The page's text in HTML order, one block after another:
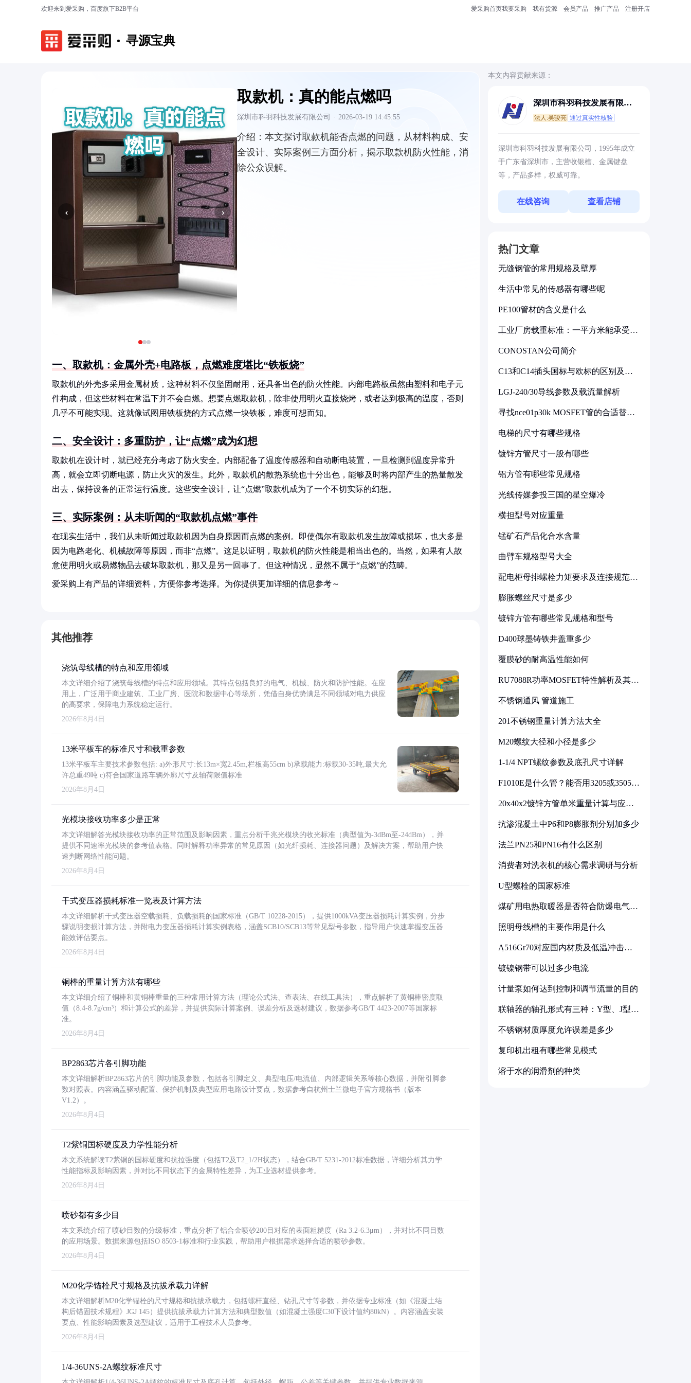
欢迎来到爱采购，百度旗下B2B平台 爱采购首页我要采购 我有货源 会员产品 推广产品 注册开店
寻源宝典
‹ ›
取款机：真的能点燃吗
深圳市科羽科技发展有限公司 · 2026-03-19 14:45:55
介绍： 本文探讨取款机能否点燃的问题，从材料构成、安
全设计、实际案例三方面分析，揭示取款机防火性能，消
除公众误解。
一、取款机：金属外壳+电路板，点燃难度堪比“铁板烧”
取款机的外壳多采用金属材质，这种材料不仅坚固耐用，还具备出色的防火性能。内部电路板虽然由塑料和电子元
件构成，但这些材料在常温下并不会自燃。想要点燃取款机，除非使用明火直接烧烤，或者达到极高的温度，否则
几乎不可能实现。这就像试图用铁板烧的方式点燃一块铁板，难度可想而知。
二、安全设计：多重防护，让“点燃”成为幻想
取款机在设计时，就已经充分考虑了防火安全。内部配备了温度传感器和自动断电装置，一旦检测到温度异常升
高，就会立即切断电源，防止火灾的发生。此外，取款机的散热系统也十分出色，能够及时将内部产生的热量散发
出去，保持设备的正常运行温度。这些安全设计，让“点燃”取款机成为了一个不切实际的幻想。
三、实际案例：从未听闻的“取款机点燃”事件
在现实生活中，我们从未听闻过取款机因为自身原因而点燃的案例。即使偶尔有取款机发生故障或损坏，也大多是
因为电路老化、机械故障等原因，而非“点燃”。这足以证明，取款机的防火性能是相当出色的。当然，如果有人故
意使用明火或易燃物品去破坏取款机，那又是另一回事了。但这种情况，显然不属于“点燃”的范畴。
爱采购上有产品的详细资料，方便你参考选择。为你提供更加详细的信息参考～
其他推荐
浇筑母线槽的特点和应用领域
本文详细介绍了浇筑母线槽的特点和应用领域。其特点包括良好的电气、机械、防火和防护性能。在应
用上，广泛用于商业建筑、工业厂房、医院和数据中心等场所，凭借自身优势满足不同领域对电力供应
的高要求，保障电力系统稳定运行。
2026年8月4日
13米平板车的标准尺寸和载重参数
13米平板车主要技术参数包括: a)外形尺寸:长13m×宽2.45m,栏板高55cm b)承载能力:标载30-35吨,最大允
许总重49吨 c)符合国家道路车辆外廓尺寸及轴荷限值标准
2026年8月4日
光模块接收功率多少是正常
本文详细解答光模块接收功率的正常范围及影响因素，重点分析千兆光模块的收光标准（典型值为-3dBm至-24dBm），并
提供不同速率光模块的参考值表格。同时解释功率异常的常见原因（如光纤损耗、连接器问题）及解决方案，帮助用户快
速判断网络性能问题。
2026年8月4日
干式变压器损耗标准一览表及计算方法
本文详细解析干式变压器空载损耗、负载损耗的国家标准（GB/T 10228-2015），提供1000kVA变压器损耗计算实例，分步
骤说明变损计算方法，并附电力变压器损耗计算实例表格，涵盖SCB10/SCB13等常见型号参数，指导用户快速掌握变压器
能效评估要点。
2026年8月4日
铜棒的重量计算方法有哪些
本文详细介绍了铜棒和黄铜棒重量的三种常用计算方法（理论公式法、查表法、在线工具法），重点解析了黄铜棒密度取
值（8.4-8.7g/cm³）和计算公式的差异，并提供实际计算案例、误差分析及选材建议，数据参考GB/T 4423-2007等国家标
准。
2026年8月4日
BP2863芯片各引脚功能
本文详细解析BP2863芯片的引脚功能及参数，包括各引脚定义、典型电压/电流值、内部逻辑关系等核心数据，并附引脚参
数对照表。内容涵盖驱动配置、保护机制及典型应用电路设计要点，数据参考自杭州士兰微电子官方规格书（版本
V1.2）。
2026年8月4日
T2紫铜国标硬度及力学性能分析
本文系统解读T2紫铜的国标硬度和抗拉强度（包括T2及T2_1/2H状态），结合GB/T 5231-2012标准数据，详细分析其力学
性能指标及影响因素，并对比不同状态下的金属特性差异，为工业选材提供参考。
2026年8月4日
喷砂都有多少目
本文系统介绍了喷砂目数的分级标准，重点分析了铝合金喷砂200目对应的表面粗糙度（Ra 3.2-6.3μm），并对比不同目数
的应用场景。数据来源包括ISO 8503-1标准和行业实践，帮助用户根据需求选择合适的喷砂参数。
2026年8月4日
M20化学锚栓尺寸规格及抗拔承载力详解
本文详细解析M20化学锚栓的尺寸规格和抗拔承载力，包括螺杆直径、钻孔尺寸等参数，并依据专业标准（如《混凝土结
构后锚固技术规程》JGJ 145）提供抗拔承载力计算方法和典型数值（如混凝土强度C30下设计值约80kN）。内容涵盖安装
要点、性能影响因素及选型建议，适用于工程技术人员参考。
2026年8月4日
1/4-36UNS-2A螺纹标准尺寸
本文内容贡献来源：
深圳市科羽科技发展有限公
法人:吴骏亮 通过真实性核验
深圳市科羽科技发展有限公司，1995年成立
于广东省深圳市，主营收银槽、金属键盘
等，产品多样，权威可靠。
在线咨询 查看店铺
热门文章
无缝钢管的常用规格及壁厚
生活中常见的传感器有哪些呢
PE100管材的含义是什么
工业厂房载重标准：一平方米能承受多
CONOSTAN公司简介
C13和C14插头国标与欧标的区别及其
LGJ-240/30导线参数及载流量解析
寻找nce01p30k MOSFET管的合适替代
电梯的尺寸有哪些规格
镀锌方管尺寸一般有哪些
铝方管有哪些常见规格
光线传媒参投三国的星空爆冷
横担型号对应重量
锰矿石产品化合水含量
曲臂车规格型号大全
配电柜母排螺栓力矩要求及连接规范详
膨胀螺丝尺寸是多少
镀锌方管有哪些常见规格和型号
D400球墨铸铁井盖重多少
覆膜砂的耐高温性能如何
RU7088R功率MOSFET特性解析及其在
不锈钢通风 管道施工
201不锈钢重量计算方法大全
M20螺纹大径和小径是多少
1-1/4 NPT螺纹参数及底孔尺寸详解
F1010E是什么管？能否用3205或3505代
20x40x2镀锌方管单米重量计算与应用
抗渗混凝土中P6和P8膨胀剂分别加多少
法兰PN25和PN16有什么区别
消费者对洗衣机的核心需求调研与分析
U型螺栓的国家标准
煤矿用电热取暖器是否符合防爆电气设
照明母线槽的主要作用是什么
A516Gr70对应国内材质及低温冲击要
镀镍钢带可以过多少电流
计量泵如何达到控制和调节流量的目的
联轴器的轴孔形式有三种：Y型、J型、
不锈钢材质厚度允许误差是多少
复印机出租有哪些常见模式
溶于水的润滑剂的种类